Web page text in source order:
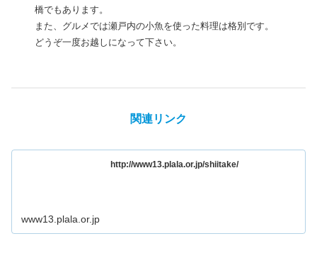
橋でもあります。
また、グルメでは瀬戸内の小魚を使った料理は格別です。
どうぞ一度お越しになって下さい。
関連リンク
http://www13.plala.or.jp/shiitake/
www13.plala.or.jp